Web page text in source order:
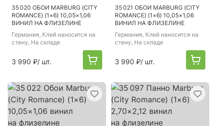
35 020 ОБОИ MARBURG (CITY
ROMANCE) (1×6) 10,05×1,06
ВИНИЛ НА ФЛИЗЕЛИНЕ
Германия, Клей наносится на
стену, На складе
3 990 ₽/ шт.
35 021 ОБОИ MARBURG (CITY
ROMANCE) (1×6) 10,05×1,06
ВИНИЛ НА ФЛИЗЕЛИНЕ
Германия, Клей наносится на
стену, На складе
3 990 ₽/ шт.